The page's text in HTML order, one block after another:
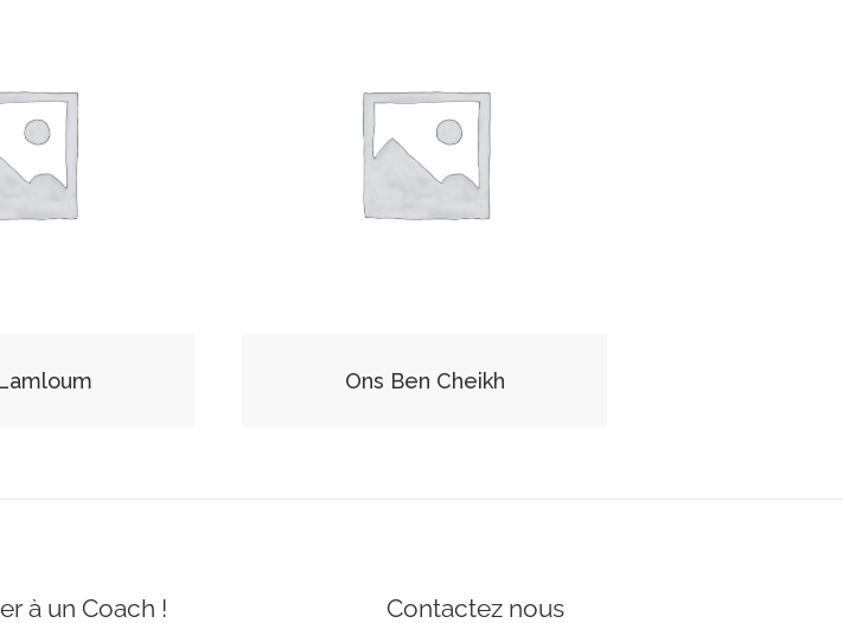
Ons Ben Cheikh
à un Coach ! Contactez nous